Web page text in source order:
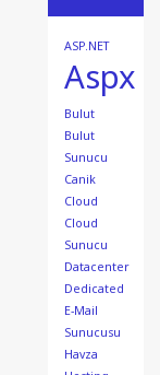
ASP.NET
Aspx
Bulut
Bulut
Sunucu
Canik
Cloud
Cloud
Sunucu
Datacenter
Dedicated
E-Mail
Sunucusu
Havza